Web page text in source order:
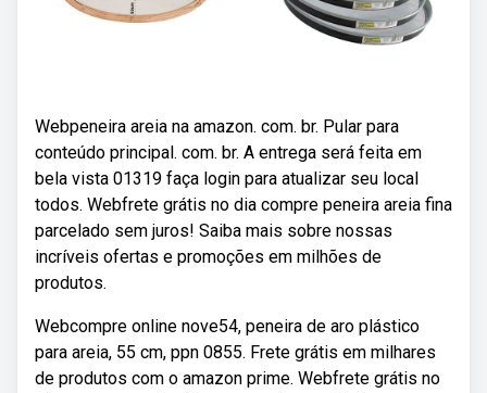
Webpeneira areia na amazon. com. br. Pular para
conteúdo principal. com. br. A entrega será feita em
bela vista 01319 faça login para atualizar seu local
todos. Webfrete grátis no dia compre peneira areia fina
parcelado sem juros! Saiba mais sobre nossas
incríveis ofertas e promoções em milhões de
produtos.
Webcompre online nove54, peneira de aro plástico
para areia, 55 cm, ppn 0855. Frete grátis em milhares
de produtos com o amazon prime. Webfrete grátis no